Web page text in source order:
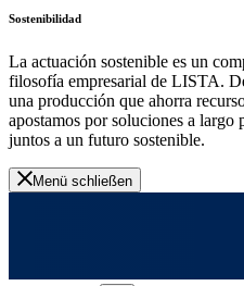
Sostenibilidad
La actuación sostenible es un
filosofía empresarial de LISTA.
una producción que ahorra
apostamos por soluciones a
juntos a un futuro sostenible.
Menü schließen